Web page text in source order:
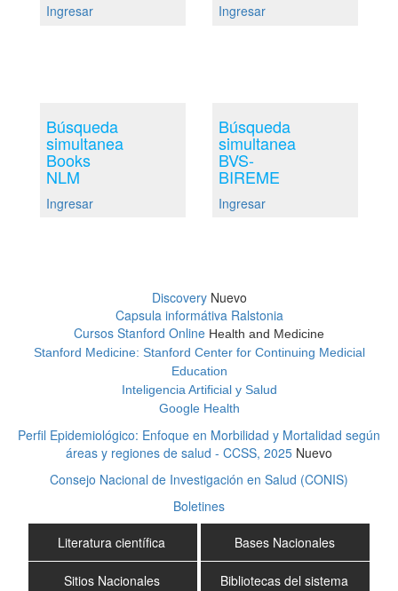
Ingresar Ingresar
Búsqueda
simultanea
Books
NLM
Ingresar
Búsqueda
simultanea
BVS-
BIREME
Ingresar
DiscoveryNuevo
Capsula informátiva Ralstonia
Cursos Stanford Online Health and Medicine
Stanford Medicine: Stanford Center for Continuing Medicial
Education
Inteligencia Artificial y Salud
Google Health
Perfil Epidemiológico: Enfoque en Morbilidad y Mortalidad según
áreas y regiones de salud - CCSS, 2025 Nuevo
Consejo Nacional de Investigación en Salud (CONIS)
Boletines
Literatura científica Bases Nacionales
Sitios Nacionales Bibliotecas del sistema